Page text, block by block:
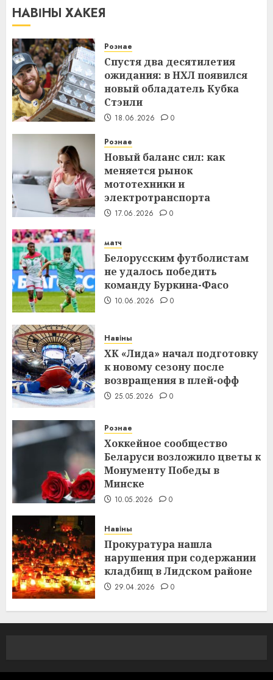
НАВІНЫ ХАКЕЯ
Рознае
Спустя два десятилетия
ожидания: в НХЛ появился
новый обладатель Кубка
Стэнли
18.06.2026 0
Рознае
Новый баланс сил: как
меняется рынок
мототехники и
электротранспорта
17.06.2026 0
матч
Белорусским футболистам
не удалось победить
команду Буркина-Фасо
10.06.2026 0
Навіны
ХК «Лида» начал подготовку
к новому сезону после
возвращения в плей-офф
25.05.2026 0
Рознае
Хоккейное сообщество
Беларуси возложило цветы к
Монументу Победы в
Минске
10.05.2026 0
Навіны
Прокуратура нашла
нарушения при содержании
кладбищ в Лидском районе
29.04.2026 0